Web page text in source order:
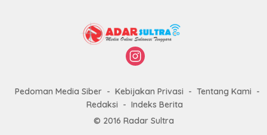
Pedoman Media Siber Kebijakan Privasi
Tentang Kami
Redaksi
Indeks Berita
© 2016 Radar Sultra